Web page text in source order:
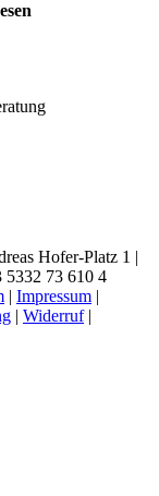
Hofer-Platz 1 |
5332 73 610 4
| Impressum |
| Widerruf|